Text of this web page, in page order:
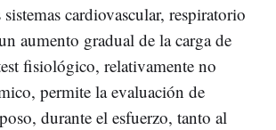
cardiovascular, respiratorio
aumento gradual de la carga de
fisiológico, relativamente no
permite la evaluación de
durante el esfuerzo, tanto al